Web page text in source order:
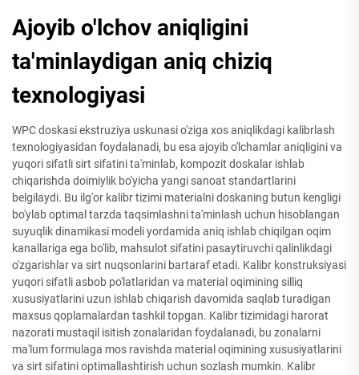
Ajoyib o'lchov aniqligini
ta'minlaydigan aniq chiziq
texnologiyasi
WPC doskasi ekstruziya uskunasi o'ziga xos aniqlikdagi kalibrlash
texnologiyasidan foydalanadi, bu esa ajoyib o'lchamlar aniqligini va
yuqori sifatli sirt sifatini ta'minlab, kompozit doskalar ishlab
chiqarishda doimiylik bo'yicha yangi sanoat standartlarini
belgilaydi. Bu ilg'or kalibr tizimi materialni doskaning butun kengligi
bo'ylab optimal tarzda taqsimlashni ta'minlash uchun hisoblangan
suyuqlik dinamikasi modeli yordamida aniq ishlab chiqilgan oqim
kanallariga ega bo'lib, mahsulot sifatini pasaytiruvchi qalinlikdagi
o'zgarishlar va sirt nuqsonlarini bartaraf etadi. Kalibr konstruksiyasi
yuqori sifatli asbob po'latlaridan va material oqimining silliq
xususiyatlarini uzun ishlab chiqarish davomida saqlab turadigan
maxsus qoplamalardan tashkil topgan. Kalibr tizimidagi harorat
nazorati mustaqil isitish zonalaridan foydalanadi, bu zonalarni
ma'lum formulaga mos ravishda material oqimining xususiyatlarini
va sirt sifatini optimallashtirish uchun sozlash mumkin. Kalibr